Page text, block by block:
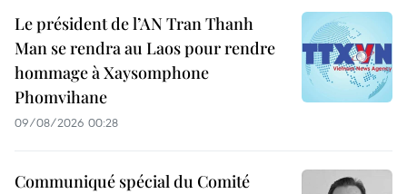
Le président de l’AN Tran Thanh
Man se rendra au Laos pour rendre
hommage à Xaysomphone
Phomvihane
09/08/2026 00:28
Communiqué spécial du Comité